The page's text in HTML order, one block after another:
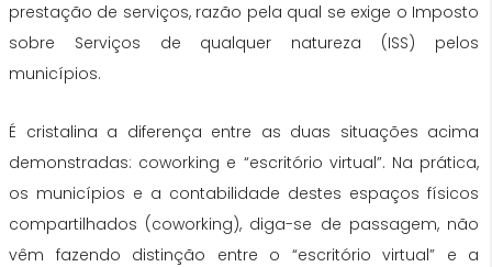
prestação de serviços, razão pela qual se exige o Imposto
sobre Serviços de qualquer natureza (ISS) pelos
municípios.
É cristalina a diferença entre as duas situações acima
demonstradas: coworking e “escritório virtual”. Na prática,
os municípios e a contabilidade destes espaços físicos
compartilhados (coworking), diga-se de passagem, não
vêm fazendo distinção entre o “escritório virtual” e a